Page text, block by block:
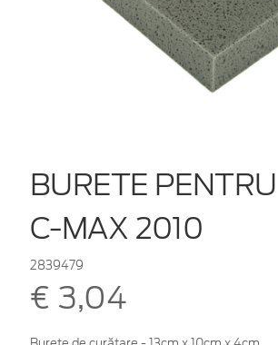
BURETE
C-MAX 2010
2839479
€ 3,04